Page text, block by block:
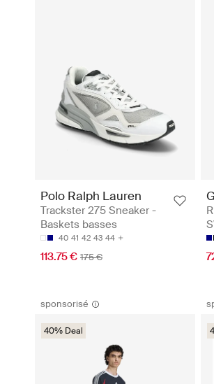
Polo Ralph Lauren
Trackster 275 Sneaker -
Baskets basses
40 41 42 43 44
113.75 € 175 €
sponsorisé
40% Deal